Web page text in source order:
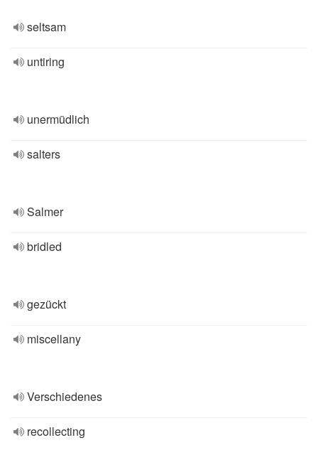
seltsam
untiring
unermüdlich
salters
Salmer
bridled
gezückt
miscellany
Verschiedenes
recollecting